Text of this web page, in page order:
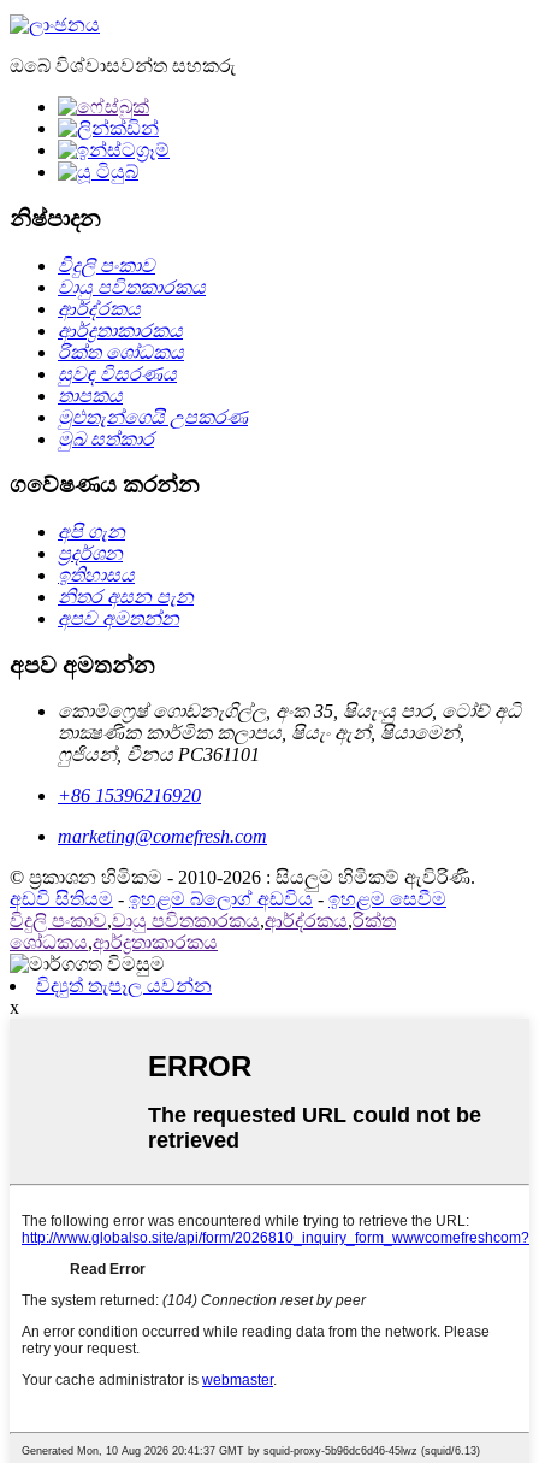
ඔබේ විශ්වාසවන්ත සහකරු
නිෂ්පාදන
විදුලි පංකාව
වායු පවිතකාරකය
ආර්ද්රකය
ආර්ද්‍රතාකාරකය
රික්ත ශෝධකය
සුවඳ විසරණය
තාපකය
මුළුතැන්ගෙයි උපකරණ
මුඛ සත්කාර
ගවේෂණය කරන්න
අපි ගැන
ප්‍රදර්ශන
ඉතිහාසය
නිතර අසන පැන
අපව අමතන්න
අපව අමතන්න
කොම්ෆ්‍රෙෂ් ගොඩනැගිල්ල, අංක 35, ෂියැංයු පාර, ටෝච් අධි
තාක්‍ෂණික කාර්මික කලාපය, ෂියැං ඇන්, ෂියාමෙන්,
ෆුජියන්, චීනය PC361101
+86 15396216920
marketing@comefresh.com
© ප්‍රකාශන හිමිකම - 2010-2026 : සියලුම හිමිකම් ඇවිරිණි.
අඩවි සිතියම - ඉහළම බ්ලොග් අඩවිය- ඉහළම සෙවීම
විදුලි පංකාව,වායු පවිතකාරකය,ආර්ද්රකය,රික්ත
ශෝධකය,ආර්ද්‍රතාකාරකය
විද්‍යුත් තැපෑල යවන්න
x